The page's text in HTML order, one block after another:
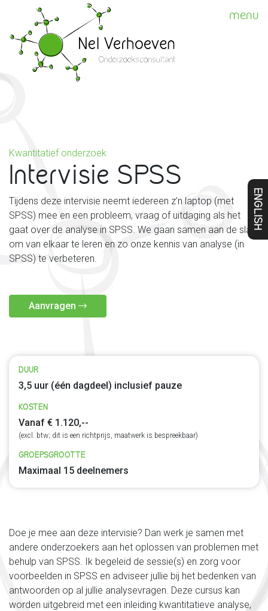
menu
ENGLISH
Kwantitatief onderzoek
Intervisie SPSS
Tijdens deze intervisie neemt iedereen z’n laptop (met
SPSS) mee en een probleem, vraag of uitdaging als het
gaat over de analyse in SPSS. We gaan samen aan de slag
om van elkaar te leren en zo onze kennis van analyse (in
SPSS) te verbeteren.
Aanvragen
DUUR
3,5 uur (één dagdeel) inclusief pauze
KOSTEN
Vanaf € 1.120,--
(excl. btw; dit is een richtprijs, maatwerk is bespreekbaar)
GROEPSGROOTTE
Maximaal 15 deelnemers
Doe je mee aan deze intervisie? Dan werk je samen met
andere onderzoekers aan het oplossen van problemen met
behulp van SPSS. Ik begeleid de sessie(s) en zorg voor
voorbeelden in SPSS en adviseer jullie bij het bedenken van
antwoorden op al jullie analysevragen. Deze cursus kan
worden uitgebreid met een inleiding kwantitatieve analyse,